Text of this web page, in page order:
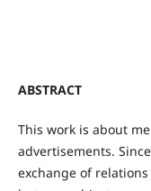
ABSTRACT
This work is about
advertisements.
exchange of